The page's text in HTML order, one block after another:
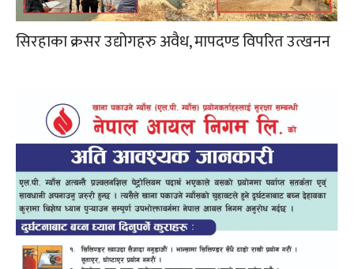
सिरहाका क्रसर उद्योगहरु अवैध, मापदण्ड विपरित उत्खनन